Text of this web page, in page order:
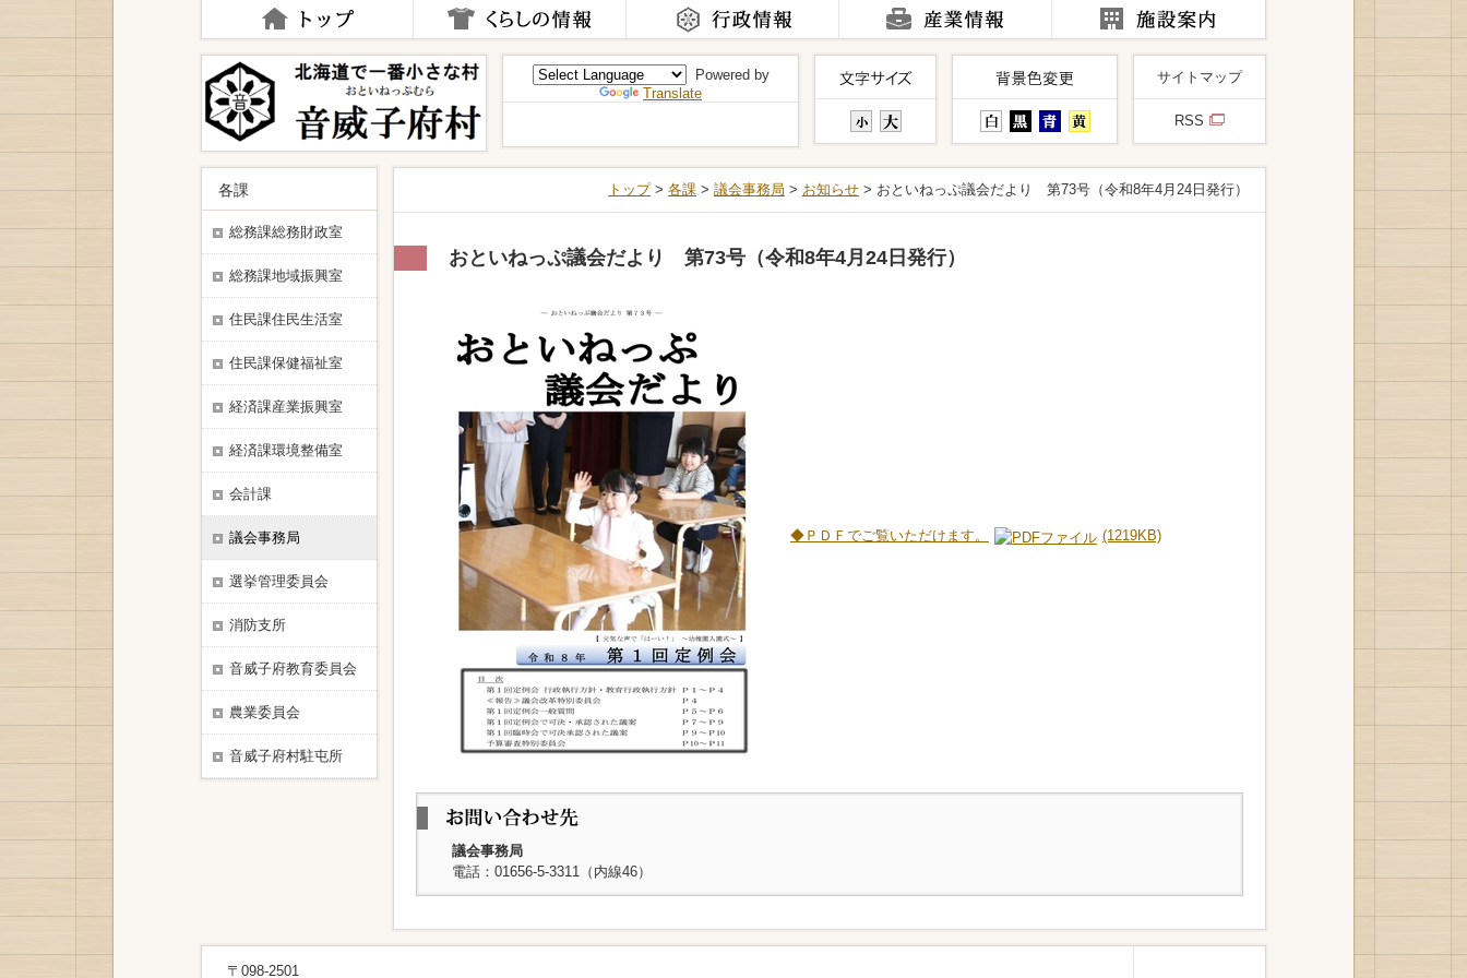
ゲ
ー
シ
ョ
ン
を
ば
Powered by
Translate
サイトマップ
RSS
トップ> 各課 > 議会事務局 > お知らせ > おといねっぷ議会だより 第73号（令和8年4月24日発行）
おといねっぷ議会だより 第73号（令和8年4月24日発行）
◆ＰＤＦでご覧いただけます。 (1219KB)
議会事務局
電話：01656-5-3311（内線46）
各課
総務課総務財政室
総務課地域振興室
住民課住民生活室
住民課保健福祉室
経済課産業振興室
経済課環境整備室
会計課
議会事務局
選挙管理委員会
消防支所
音威子府教育委員会
農業委員会
音威子府村駐屯所
〒098-2501